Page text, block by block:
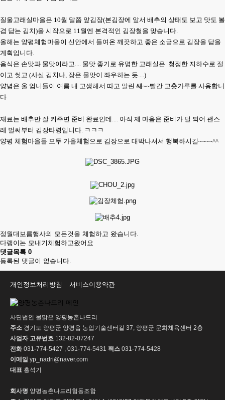
질울고래실마을은 10월 말쯤 앞김장(본김장에 앞서 배추의 상태도 보고 맛도 볼
겸 담는 김치)을 시작으로 11월엔 본격적인 김장철을 맞습니다.
올해는 양평체험마을이 신안에서 들여온 깨끗하고 좋은 소금으로 김장을 담을
계획입니다.
음식은 손맛과 물맛이라고.... 물맛 좋기로 유명한 고래실은 청정한 지하수로 절
이고 씻고 (사실 김치나, 장은 물맛이 좌우하는 듯....)
양념은 울 엄니들이 여름 내 고생해서 따고 말린 쌔~~빨간 고춧가루를 사용합니
다.
재료는 배추만 잘 커주면 준비 완료인데.... 아직 제 마음은 준비가 덜 되어 괜스
레 벌써부터 김장타령입니다. ㅋㅋㅋ
양평 체험마을들 모두 가을체험으로 김장으로 대박나셔서 행복하시길~~~~^^
정월대보름행사의 모든것을 체험하고 왔습니다.
다랭이논 모내기체험하고왔어요
댓글목록 0
등록된 댓글이 없습니다.
개인정보처리방침 서비스이용약관
사단법인 물맑은 양평농촌나드리
주소 경기도 양평군 양평읍 농업기술센터길 37, 양평군 문화체육센터 2층
사업자 고유번호 132-82-07247
전화031-774-5427 , 031-774-5431 팩스 031-774-5428
이메일 yp_nadri@naver.com
대표 홍석기
회사명 양평농촌나드리협동조합